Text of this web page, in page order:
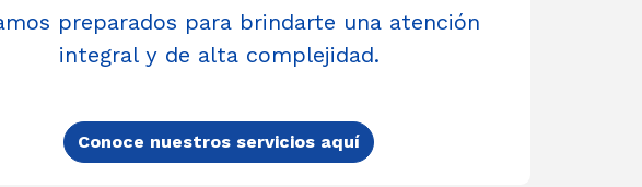
preparados para brindarte una atención
integral y de alta complejidad.
Conoce nuestros servicios aquí